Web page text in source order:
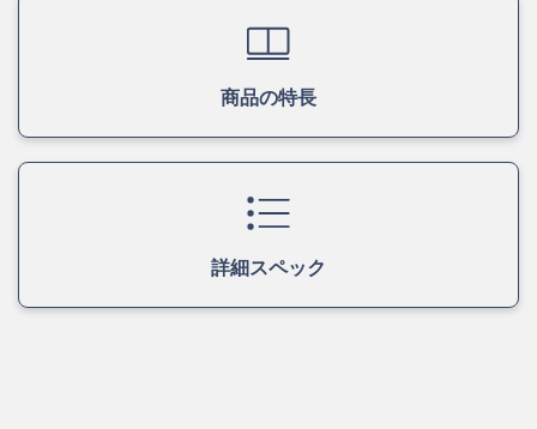
商品の特長
詳細スペック